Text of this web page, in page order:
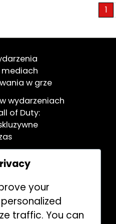
1
w grze
wydarzeniach
of Duty:
rozdania,
Pass:
sezonowe,
your
traffic. You can